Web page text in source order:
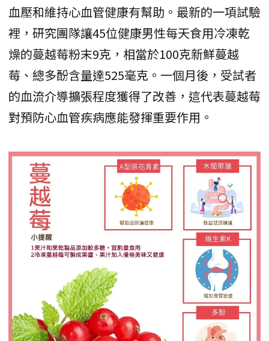
血壓和維持心血管健康有幫助。最新的一項試驗
裡，研究團隊讓45位健康男性每天食用冷凍乾
燥的蔓越莓粉末9克，相當於100克新鮮蔓越
莓、總多酚含量達525毫克。一個月後，受試者
的血流介導擴張程度獲得了改善，這代表蔓越莓
對預防心血管疾病應能發揮重要作用。